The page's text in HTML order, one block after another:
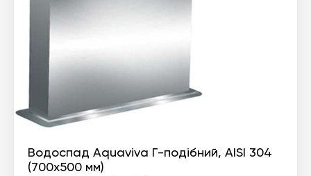
Водоспад Aquaviva Г-подібний, AISI 304
(700x500 мм)